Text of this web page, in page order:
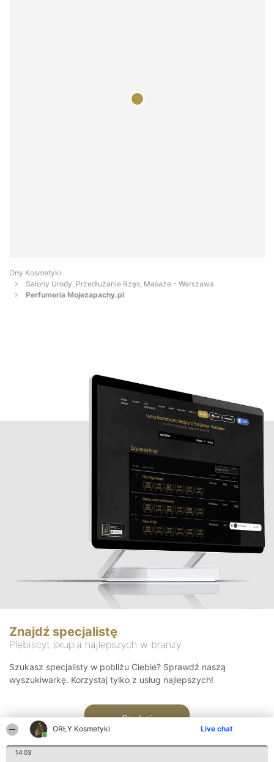
ORŁY Kosmetyki Live chat
14:03
Orły Kosmetyki
Salony Urody, Przedłużanie Rzęs, Masaże - Warszawa
Perfumeria Mojezapachy.pl
Znajdź specjalistę
Plebiscyt skupia najlepszych w branży
Szukasz specjalisty w pobliżu Ciebie? Sprawdź naszą
wyszukiwarkę. Korzystaj tylko z usług najlepszych!
Szukaj